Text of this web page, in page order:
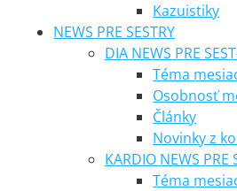
Kazuistiky
NEWS PRE SESTRY
DIA NEWS PRE
Téma
Osobnosť
Články
Novinky z
KARDIO NEWS PRE
Téma